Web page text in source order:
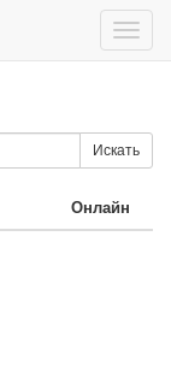
Toggle
Искать
Онлайн